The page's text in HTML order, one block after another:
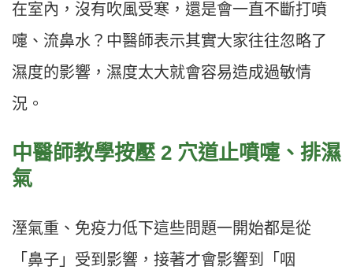
在室內，沒有吹風受寒，還是會一直不斷打噴
嚏、流鼻水？中醫師表示其實大家往往忽略了
濕度的影響，濕度太大就會容易造成過敏情
況。
中醫師教學按壓 2 穴道止噴嚏、排濕
氣
溼氣重、免疫力低下這些問題一開始都是從
「鼻子」受到影響，接著才會影響到「咽